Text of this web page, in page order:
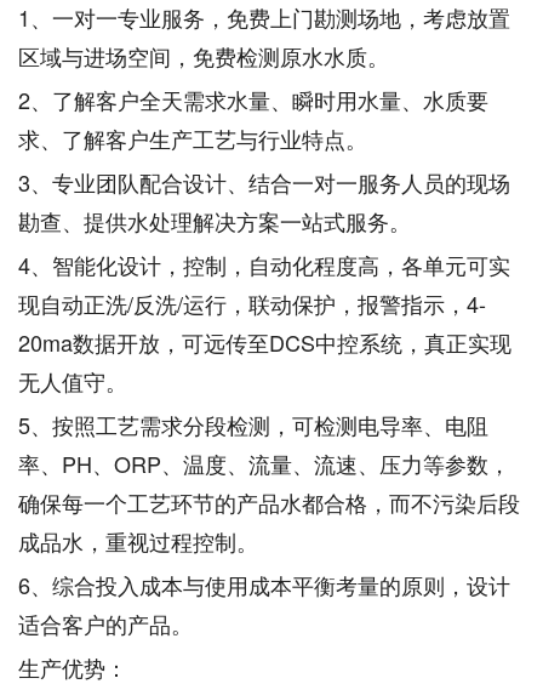
1、一对一专业服务，免费上门勘测场地，考虑放置
区域与进场空间，免费检测原水水质。
2、了解客户全天需求水量、瞬时用水量、水质要
求、了解客户生产工艺与行业特点。
3、专业团队配合设计、结合一对一服务人员的现场
勘查、提供水处理解决方案一站式服务。
4、智能化设计，控制，自动化程度高，各单元可实
现自动正洗/反洗/运行，联动保护，报警指示，4-
20ma数据开放，可远传至DCS中控系统，真正实现
无人值守。
5、按照工艺需求分段检测，可检测电导率、电阻
率、PH、ORP、温度、流量、流速、压力等参数，
确保每一个工艺环节的产品水都合格，而不污染后段
成品水，重视过程控制。
6、综合投入成本与使用成本平衡考量的原则，设计
适合客户的产品。
生产优势：